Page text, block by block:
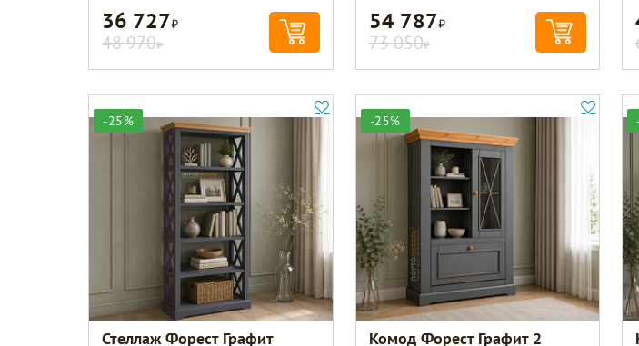
36 727Р
48 970Р
54 787Р
73 050Р
-25%
Стеллаж Форест Графит
-25%
Комод Форест Графит 2